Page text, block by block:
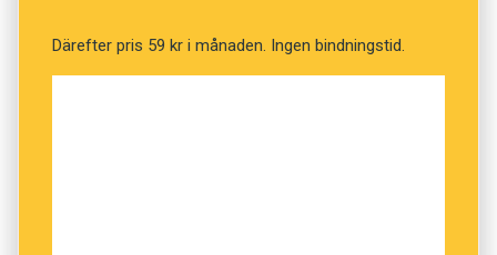
Därefter pris 59 kr i månaden. Ingen bindningstid.